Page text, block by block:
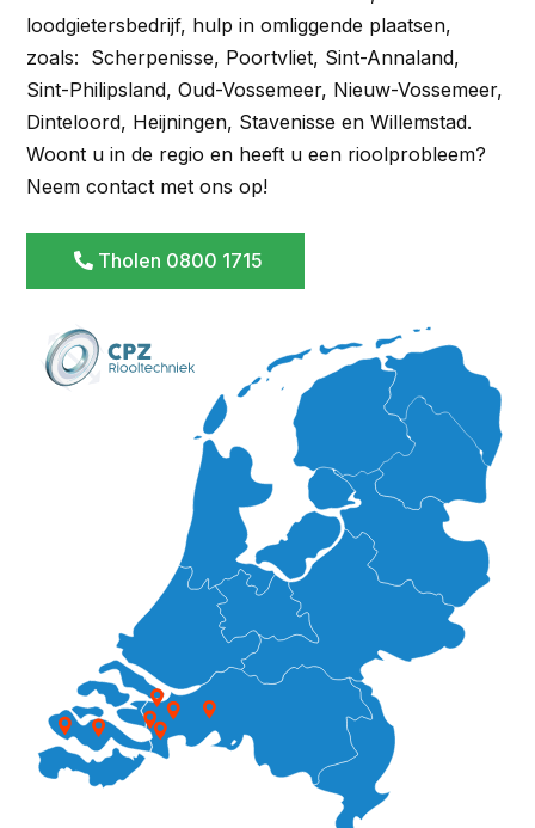
loodgietersbedrijf, hulp in omliggende plaatsen,
zoals: Scherpenisse, Poortvliet, Sint-Annaland,
Sint-Philipsland, Oud-Vossemeer, Nieuw-Vossemeer,
Dinteloord, Heijningen, Stavenisse en Willemstad.
Woont u in de regio en heeft u een rioolprobleem?
Neem contact met ons op!
Tholen 0800 1715